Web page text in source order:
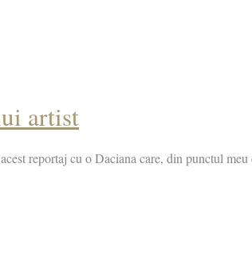
artist
reportaj cu o Daciana care, din punctul meu